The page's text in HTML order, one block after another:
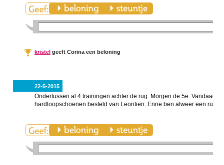
kristelgeeft Corina een beloning
22-5-2015
Ondertussen al 4 trainingen achter de rug. Morgen de 5e. Vandaag
hardloopschoenen besteld van Leontien. Enne ben alweer een